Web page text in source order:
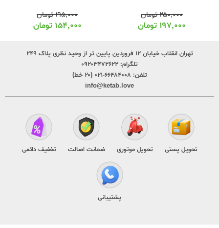
۲۵۰,۰۰۰تومان
۱۹۷,۰۰۰ تومان
۱۹۵,۰۰۰تومان
۱۵۴,۰۰۰ تومان
تهران انقلاب خیابان ۱۲ فروردین پایین تر از وحید نظری پلاک ۲۴۹
تلگرام: ۰۹۲۰۳۴۷۲۶۲۲
تلفن: ۶۶۴۸۴۰۰۸-۰۲۱ (۲۰ خط)
info@ketab.love
تحویل پستی تحویل موتوری ضمانت اصالت تخفیف دائمی
پشتیبانی